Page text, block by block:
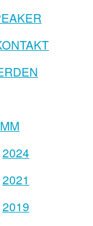
2024
2021
2019